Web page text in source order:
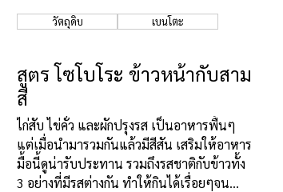
วัตถุดิบ เบนโตะ
สูตร โซโบโระ ข้าวหน้ากับสาม
สี
ไก่สับ ไข่คั่ว และผักปรุงรส เป็นอาหารพื้นๆ
แต่เมื่อนำมารวมกันแล้วมีสีสัน เสริมให้อาหาร
มื้อนี้ดูน่ารับประทาน รวมถึงรสชาติกับข้าวทั้ง
3 อย่างที่มีรสต่างกัน ทำให้กินได้เรื่อยๆจน